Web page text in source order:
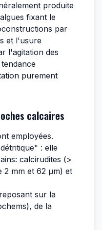
produite
fixant le
par
et l'usure
l'agitation des
purement
calcaires
employées.
: elle
calcirudites (>
2 mm et 62 µm) et
sur la
de la